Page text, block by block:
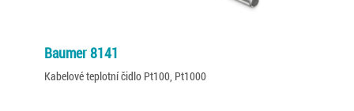
Baumer 8141
Kabelové teplotní čidlo Pt100, Pt1000